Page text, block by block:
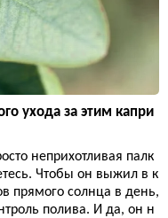
ухода за этим капри
неприхотливая палк
Чтобы он выжил в к
прямого солнца в день,
полива. И да, он н